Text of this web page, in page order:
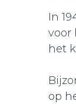
In
voor
het
op